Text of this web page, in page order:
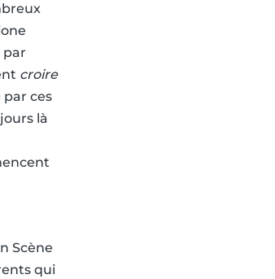
par
croire
par ces
là
Scène
qui